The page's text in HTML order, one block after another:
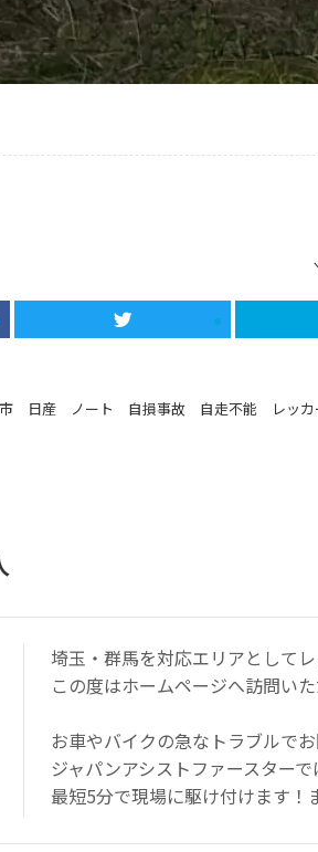
日産 ノート 自損事故 自走不能 レッカ
埼玉・群馬を対応エリアとして
この度はホームページへ訪問い
お車やバイクの急なトラブルでお
ジャパンアシストファースター
最短5分で現場に駆け付けます！